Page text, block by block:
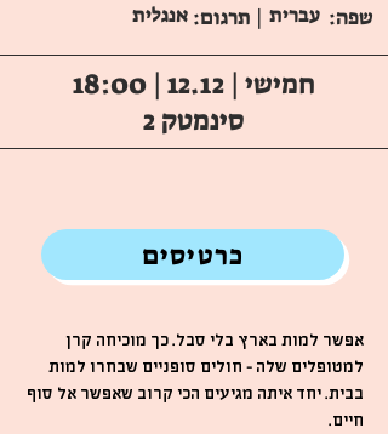
עברית
אנגלית | תרגום: שפה:
חמישי | 12.12 | 18:00
סינמטק 2
כרטיסים
אפשר למות בארץ בלי סבל. כך מוכיחה קרן
למטופלים שלה - חולים סופניים שבחרו למות
בבית. יחד איתה מגיעים הכי קרוב שאפשר אל סוף
חיים.